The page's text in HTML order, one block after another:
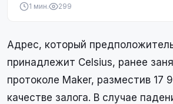
1 мин.
299
Адрес, который
принадлежит Celsius, ранее
протоколе Maker, разместив 17
качестве залога. В случае